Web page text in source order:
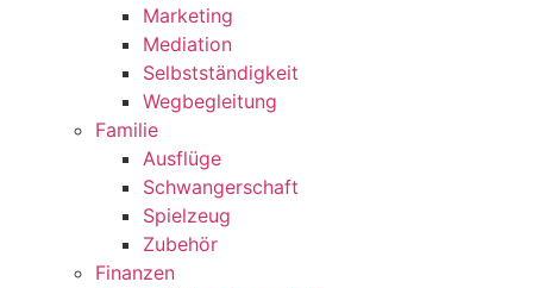
Marketing
Mediation
Selbstständigkeit
Wegbegleitung
Familie
Ausflüge
Schwangerschaft
Spielzeug
Zubehör
Finanzen